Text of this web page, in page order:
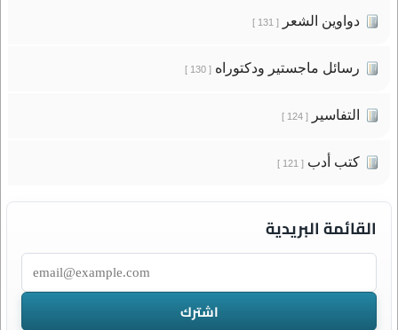
دواوين الشعر[ 131 ]
رسائل ماجستير ودكتوراه[ 130 ]
التفاسير[ 124 ]
كتب أدب[ 121 ]
القائمة البريدية